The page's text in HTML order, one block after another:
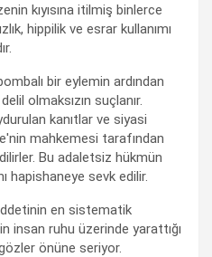
kıyısına itilmiş binlerce
hippilik ve esrar kullanımı
bir eylemin ardından
olmaksızın suçlanır.
kanıtlar ve siyasi
mahkemesi tarafından
Bu adaletsiz hükmün
hapishaneye sevk edilir.
en sistematik
insan ruhu üzerinde yarattığı
önüne seriyor.